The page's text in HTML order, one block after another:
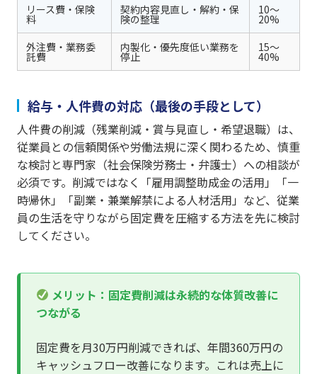
リース費・保険
料
契約内容見直し・解約・保
険の整理
10〜
20%
外注費・業務委
託費
内製化・優先度低い業務を
停止
15〜
40%
給与・人件費の対応（最後の手段として）
人件費の削減（残業削減・賞与見直し・希望退職）は、
従業員との信頼関係や労働法規に深く関わるため、慎重
な検討と専門家（社会保険労務士・弁護士）への相談が
必須です。削減ではなく「雇用調整助成金の活用」「一
時帰休」「副業・兼業解禁による人材活用」など、従業
員の生活を守りながら固定費を圧縮する方法を先に検討
してください。
メリット：固定費削減は永続的な体質改善に
つながる
固定費を月30万円削減できれば、年間360万円の
キャッシュフロー改善になります。これは売上に